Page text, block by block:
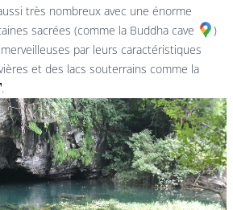
très nombreux avec une énorme
sacrées (comme la Buddha cave
)
par leurs caractéristiques
et des lacs souterrains comme la
.